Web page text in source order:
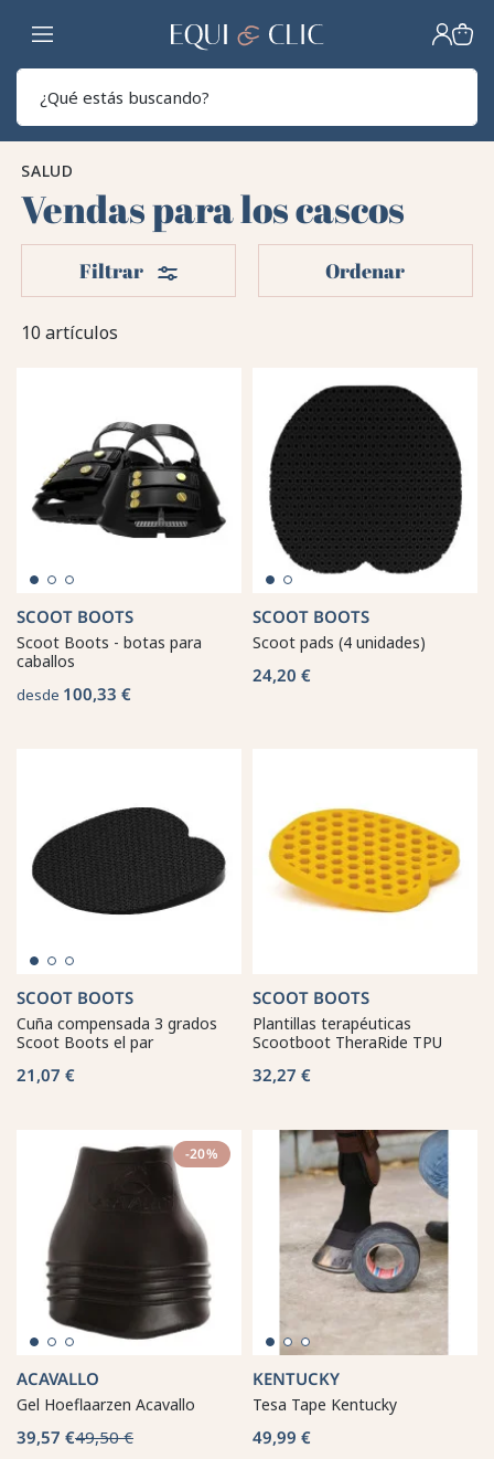
Hogar
SALUD
Vendas para los cascos
10 artículos
Filtrar Filtros Ordenar
SCOOT BOOTS
Scoot Boots - botas para
caballos
desde 100,33 €
SCOOT BOOTS
Scoot pads (4 unidades)
24,20 €
SCOOT BOOTS
Cuña compensada 3 grados
Scoot Boots el par
21,07 €
SCOOT BOOTS
Plantillas terapéuticas
Scootboot TheraRide TPU
32,27 €
-20%
ACAVALLO
Gel Hoeflaarzen Acavallo
39,57 €49,50 €
KENTUCKY
Tesa Tape Kentucky
49,99 €